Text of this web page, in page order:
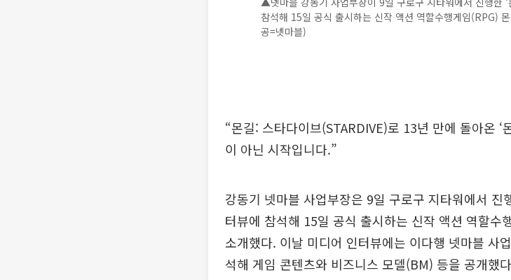
참석해 15일 공식 출시하는 신작 액션 역할수행게임(RPG)
공=넷마블)
“몬길: 스타다이브(STARDIVE)로 13년 만에 돌아온
이 아닌 시작입니다.”
강동기 넷마블 사업부장은 9일 구로구 지타워에서 진
터뷰에 참석해 15일 공식 출시하는 신작 액션 역할수
소개했다. 이날 미디어 인터뷰에는 이다행 넷마블 사
석해 게임 콘텐츠와 비즈니스 모델(BM) 등을 공개했